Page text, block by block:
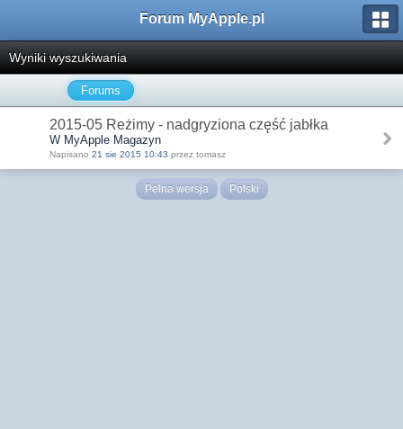
Forum MyApple.pl
Wyniki wyszukiwania
Forums
2015-05 Reżimy - nadgryziona część jabłka
W MyApple Magazyn
Napisano 21 sie 2015 10:43 przez tomasz
Pełna wersja Polski